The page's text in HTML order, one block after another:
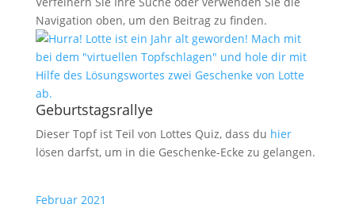
Navigation oben, um den Beitrag zu finden.
Geburtstagsrallye
Dieser Topf ist Teil von Lottes Quiz, dass du hier
lösen darfst, um in die Geschenke-Ecke zu gelangen.
Februar 2021